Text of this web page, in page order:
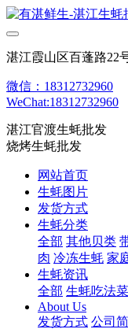
湛江霞山区百蓬路22
微信：18312732960
WeChat:18312732960
湛江官渡生蚝批发
烧烤生蚝批发
网站首页
生蚝图片
发货方式
生蚝分类
全部 其他贝类
肉 冷冻生蚝 家
生蚝资讯
全部 生蚝吃法
About Us
发货方式 公司